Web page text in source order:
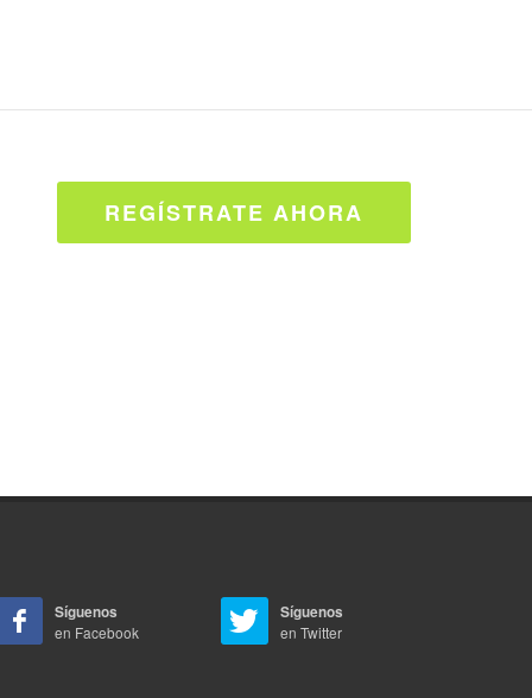
REGÍSTRATE AHORA
Síguenos
en Facebook
Síguenos
en Twitter